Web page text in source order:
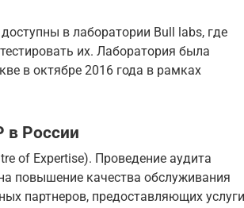
в лаборатории Bull labs, где
их. Лаборатория была
в октябре 2016 года в рамках
в России
of Expertise). Проведение аудита
повышение качества обслуживания
партнеров, предоставляющих услуги